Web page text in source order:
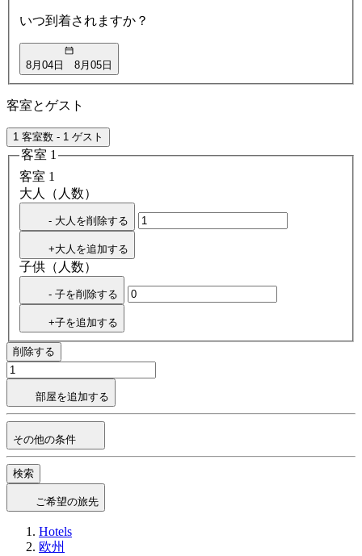
いつ到着されますか？
8月04日 8月05日
客室とゲスト
1 客室数 - 1 ゲスト
客室 1
客室 1
大人（人数）
- 大人を削除する
+大人を追加する
子供（人数）
- 子を削除する
+子を追加する
削除する
部屋を追加する
その他の条件
検索
ご希望の旅先
Hotels
欧州